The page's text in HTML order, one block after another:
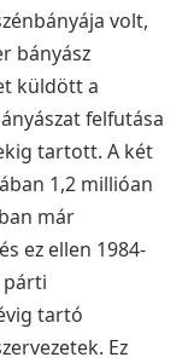
volt,
bányász
küldött a
felfutása
tartott. A két
1,2 millióan
már
ez ellen 1984-
párti
tartó
Ez